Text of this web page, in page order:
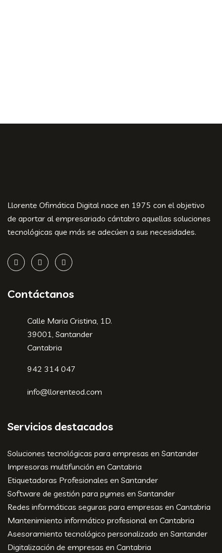
Llorente Ofimática Digital nace en 1975 con el objetivo
de aportar al empresariado cántabro aquellas soluciones
tecnológicas que más se adecúen a sus necesidades.
Contáctanos
Calle Maria Cristina, 1D.
39001, Santander
Cantabria
942 314 047
info@llorenteod.com
Servicios destacados
Soluciones tecnológicas para empresas en Santander
Impresoras multifunción en Cantabria
Etiquetadoras Profesionales en Santander
Software de gestión para pymes en Santander
Redes informáticas seguras para empresas en Cantabria
Mantenimiento informático profesional en Cantabria
Asesoramiento tecnológico personalizado en Santander
Digitalización de empresas en Cantabria